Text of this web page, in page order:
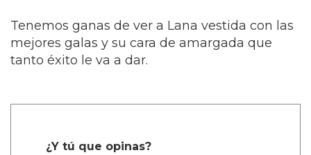
Tenemos ganas de ver a Lana vestida con las
mejores galas y su cara de amargada que
tanto éxito le va a dar.
¿Y tú que opinas?